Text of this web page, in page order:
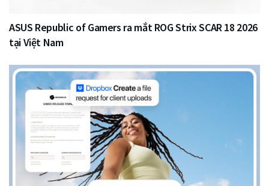
ASUS Republic of Gamers ra mắt ROG Strix SCAR 18 2026
tại Việt Nam